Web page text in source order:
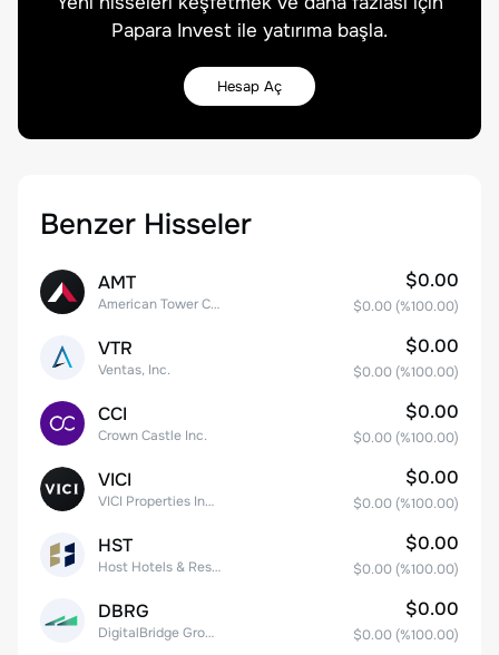
Papara Invest ile yatırıma başla.
Hesap Aç
Benzer Hisseler
AMT
American Tower Corporation
$0.00
$0.00 (%100.00)
VTR
Ventas, Inc.
$0.00
$0.00 (%100.00)
CCI
Crown Castle Inc.
$0.00
$0.00 (%100.00)
VICI
VICI Properties Inc. Common Stock
$0.00
$0.00 (%100.00)
HST
Host Hotels & Resorts, Inc.
$0.00
$0.00 (%100.00)
DBRG
DigitalBridge Group, Inc.
$0.00
$0.00 (%100.00)